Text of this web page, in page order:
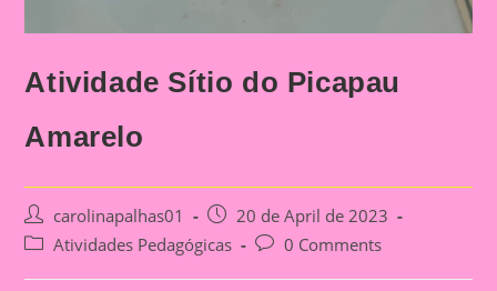
Atividade Sítio do Picapau
Amarelo
Post
author:
carolinapalhas01
Post
published:
20 de April de 2023
PostAtividades Pedagógicas
Post0 Comments